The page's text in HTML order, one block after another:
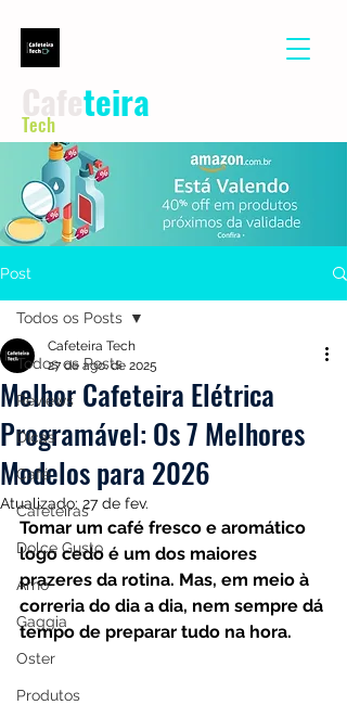
teira
Tech
Post
Todos os Posts
Reviews
Dicas
Café
Cafeteiras
Dolce Gusto
Arno
Gaggia
Oster
Produtos
Todos os Posts
Melhor Cafeteira Elétrica
Programável: Os 7 Melhores
Modelos para 2026
Cafeteira Tech
27 de ago. de 2025
Atualizado: 27 de fev.
Tomar um café fresco e aromático
logo cedo é um dos maiores
prazeres da rotina. Mas, em meio à
correria do dia a dia, nem sempre dá
tempo de preparar tudo na hora.